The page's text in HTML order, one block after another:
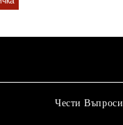
Чести Въпроси